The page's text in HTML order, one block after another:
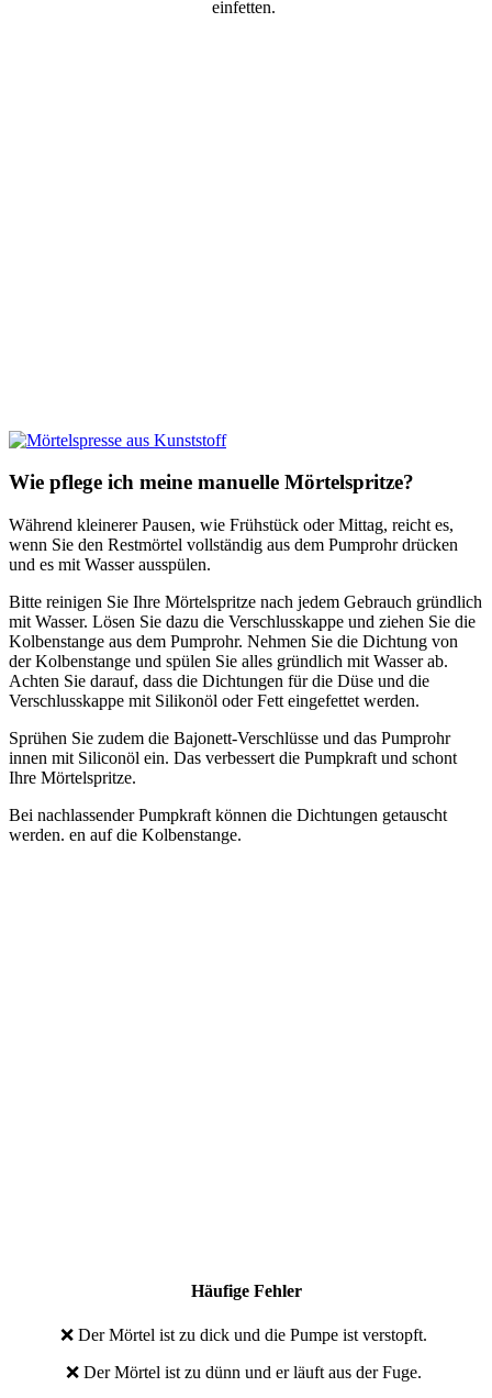
einfetten.
Wie pflege ich meine manuelle Mörtelspritze?
Während kleinerer Pausen, wie Frühstück oder Mittag, reicht es,
wenn Sie den Restmörtel vollständig aus dem Pumprohr drücken
und es mit Wasser ausspülen.
Bitte reinigen Sie Ihre Mörtelspritze nach jedem Gebrauch gründlich
mit Wasser. Lösen Sie dazu die Verschlusskappe und ziehen Sie die
Kolbenstange aus dem Pumprohr. Nehmen Sie die Dichtung von
der Kolbenstange und spülen Sie alles gründlich mit Wasser ab.
Achten Sie darauf, dass die Dichtungen für die Düse und die
Verschlusskappe mit Silikonöl oder Fett eingefettet werden.
Sprühen Sie zudem die Bajonett-Verschlüsse und das Pumprohr
innen mit Siliconöl ein. Das verbessert die Pumpkraft und schont
Ihre Mörtelspritze.
Bei nachlassender Pumpkraft können die Dichtungen getauscht
werden. en auf die Kolbenstange.
Häufige Fehler
❌ Der Mörtel ist zu dick und die Pumpe ist verstopft.
❌ Der Mörtel ist zu dünn und er läuft aus der Fuge.